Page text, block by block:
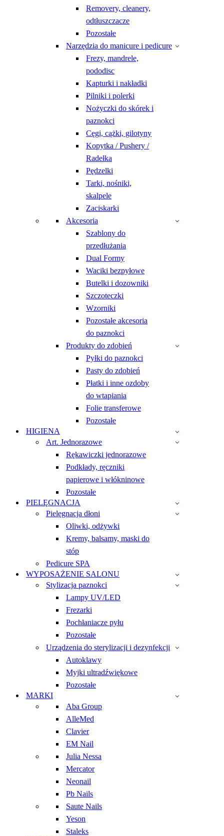
Removery, cleanery,
odtłuszczacze
Pozostałe
Narzędzia do manicure i pedicure
Frezy, mandrele,
pododisc
Kapturki i nakładki
Pilniki i polerki
Nożyczki do skórek i
paznokci
Cęgi, cążki, gilotyny
Kopytka / Pushery /
Radełka
Pędzelki
Tarki, nośniki,
skalpele
Zaciskarki
Akcesoria
Szablony do
przedłużania
Dual Formy
Waciki bezpyłowe
Butelki i dozowniki
Szczoteczki
Wzorniki
Pozostałe akcesoria
do paznokci
Produkty do zdobień
Pyłki do paznokci
Pasty do zdobień
Płatki i inne ozdoby
do wtapiania
Folie transferowe
Pozostałe
HIGIENA
Art. Jednorazowe
Rękawiczki jednorazowe
Podkłady, ręczniki
papierowe i włókninowe
Pozostałe
PIELĘGNACJA
Pielęgnacja dłoni
Oliwki, odżywki
Kremy, balsamy, maski do
stóp
Pedicure SPA
WYPOSAŻENIE SALONU
Stylizacja paznokci
Lampy UV/LED
Frezarki
Pochłaniacze pyłu
Pozostałe
Urządzenia do sterylizacji i dezynfekcji
Autoklawy
Myjki ultradźwiękowe
Pozostałe
MARKI
Aba Group
AlleMed
Clavier
EM Nail
Julia Nessa
Mercator
Neonail
Pb Nails
Saute Nails
Yeson
Staleks